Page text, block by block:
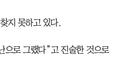
지 못하고 있다.
으로 그랬다”고 진술한 것으로